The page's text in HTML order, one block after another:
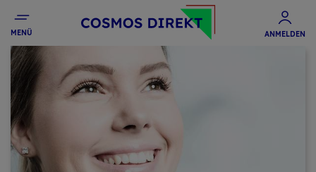
MENÜ ANMELDEN